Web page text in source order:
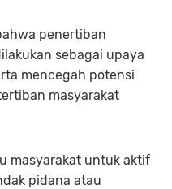
penertiban
sebagai upaya
mencegah potensi
masyarakat
masyarakat untuk aktif
pidana atau